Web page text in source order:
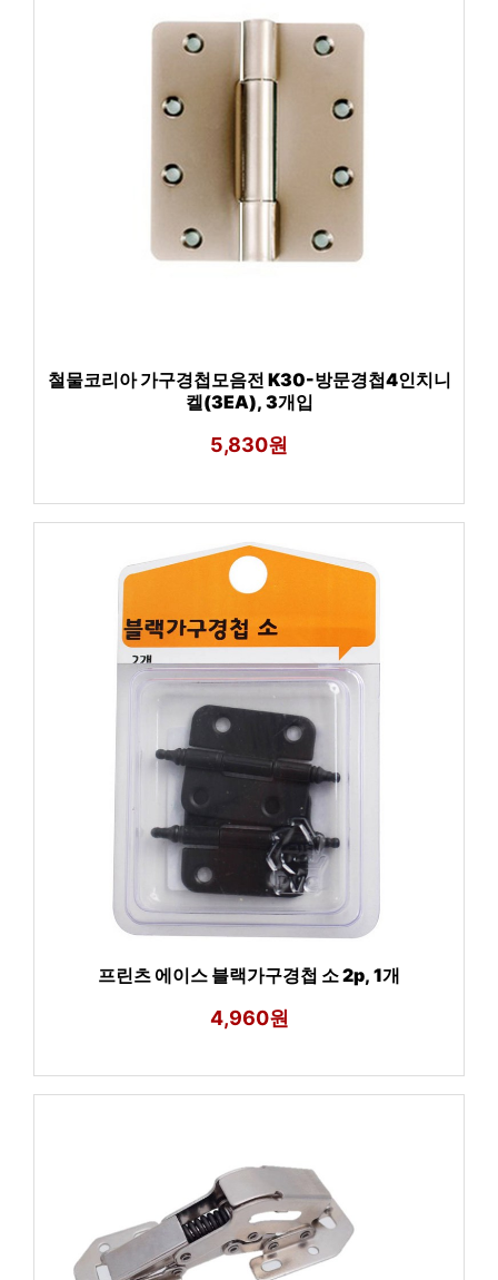
철물코리아 가구경첩모음전 K30-방문경첩4인치니
켈(3EA), 3개입
5,830원
프린츠 에이스 블랙가구경첩 소 2p, 1개
4,960원